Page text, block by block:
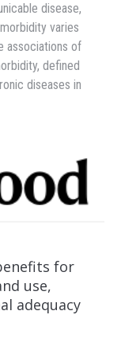
disease,
varies
associations of
defined
diseases in
for
use,
adequacy